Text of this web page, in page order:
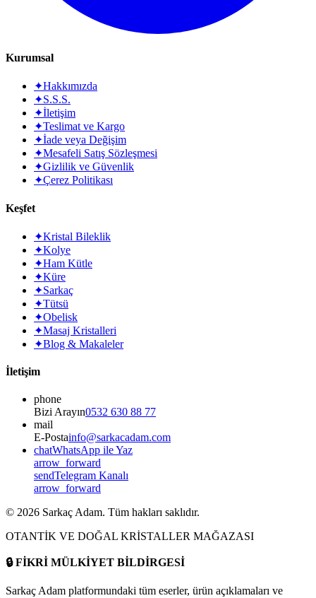
Kurumsal
✦Hakkımızda
✦S.S.S.
✦İletişim
✦Teslimat ve Kargo
✦İade veya Değişim
✦Mesafeli Satış Sözleşmesi
✦Gizlilik ve Güvenlik
✦Çerez Politikası
Keşfet
✦Kristal Bileklik
✦Kolye
✦Ham Kütle
✦Küre
✦Sarkaç
✦Tütsü
✦Obelisk
✦Masaj Kristalleri
✦Blog & Makaleler
İletişim
phone
Bizi Arayın0532 630 88 77
mail
E-Postainfo@sarkacadam.com
chatWhatsApp ile Yaz
arrow_forward
sendTelegram Kanalı
arrow_forward
© 2026 Sarkaç Adam. Tüm hakları saklıdır.
OTANTİK VE DOĞAL KRİSTALLER MAĞAZASI
🔒FİKRİ MÜLKİYET BİLDİRGESİ
Sarkaç Adam platformundaki tüm eserler, ürün açıklamaları ve